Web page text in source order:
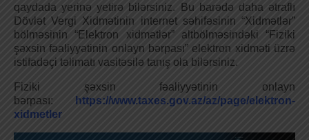
qaydada yerinə yetirə bilərsiniz. Bu barədə daha ətraflı
Dövlət Vergi Xidmətinin internet səhifəsinin “Xidmətlər”
bölməsinin “Elektron xidmətlər” altbölməsindəki “Fiziki
şəxsin fəaliyyətinin onlayn bərpası” elektron xidməti üzrə
istifadəçi təlimatı vasitəsilə tanış ola bilərsiniz.
Fiziki şəxsin fəaliyyətinin onlayn
bərpası:
https://www.taxes.gov.az/az/page/elektron-
xidmetler